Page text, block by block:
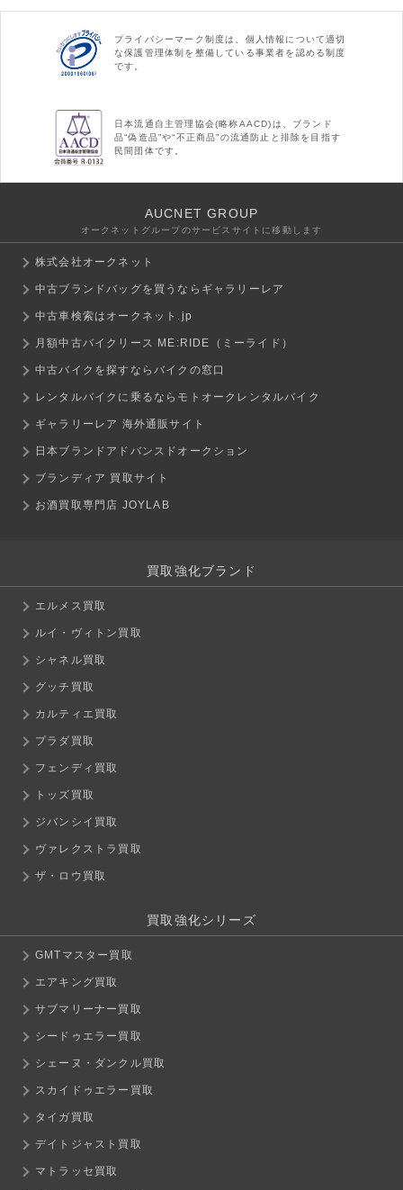
プライバシーマーク制度は、個人情報について適切
な保護管理体制を整備している事業者を認める制度
です。
日本流通自主管理協会(略称AACD)は、ブランド
品“偽造品”や“不正商品”の流通防止と排除を目指す
民間団体です。
AUCNET GROUP
オークネットグループのサービスサイトに移動します
株式会社オークネット
中古ブランドバッグを買うならギャラリーレア
中古車検索はオークネット.jp
月額中古バイクリース ME:RIDE（ミーライド）
中古バイクを探すならバイクの窓口
レンタルバイクに乗るならモトオークレンタルバイク
ギャラリーレア 海外通販サイト
日本ブランドアドバンスドオークション
ブランディア 買取サイト
お酒買取専門店 JOYLAB
買取強化ブランド
エルメス買取
ルイ・ヴィトン買取
シャネル買取
グッチ買取
カルティエ買取
プラダ買取
フェンディ買取
トッズ買取
ジバンシイ買取
ヴァレクストラ買取
ザ・ロウ買取
買取強化シリーズ
GMTマスター買取
エアキング買取
サブマリーナー買取
シードゥエラー買取
シェーヌ・ダンクル買取
スカイドゥエラー買取
タイガ買取
デイトジャスト買取
マトラッセ買取